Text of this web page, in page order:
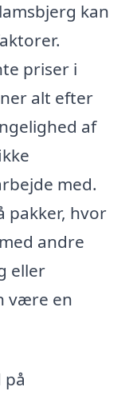
kan
priser i
alt efter
af
med.
pakker, hvor
andre
eller
være en
på